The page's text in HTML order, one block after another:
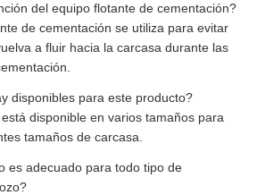
del equipo flotante de cementación?
de cementación se utiliza para evitar
a fluir hacia la carcasa durante las
disponibles para este producto?
disponible en varios tamaños para
tamaños de carcasa.
es adecuado para todo tipo de